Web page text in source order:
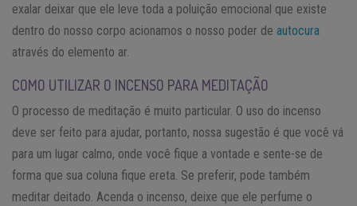
exalar deixar que ele leve toda a poluição emocional que existe
dentro do nosso corpo acionamos o nosso poder de autocura
através do elemento ar.
COMO UTILIZAR O INCENSO PARA MEDITAÇÃO
O processo de meditação é muito particular. O uso do incenso
deve ser feito para ajudar, portanto, nossa sugestão é que você vá
para um lugar calmo, onde você fique a vontade e sente-se de
forma que sua coluna fique ereta. Se preferir, pode também
meditar deitado. Acenda o incenso, deixe que ele perfume o